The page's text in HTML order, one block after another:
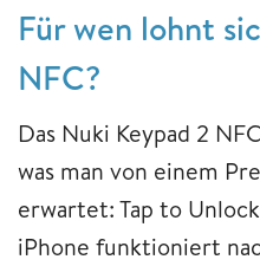
Für wen lohnt
NFC?
Das Nuki Keypad 2
was man von einem
erwartet: Tap to
iPhone funktioniert